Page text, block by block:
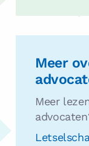
Meer
Meer
advocaat